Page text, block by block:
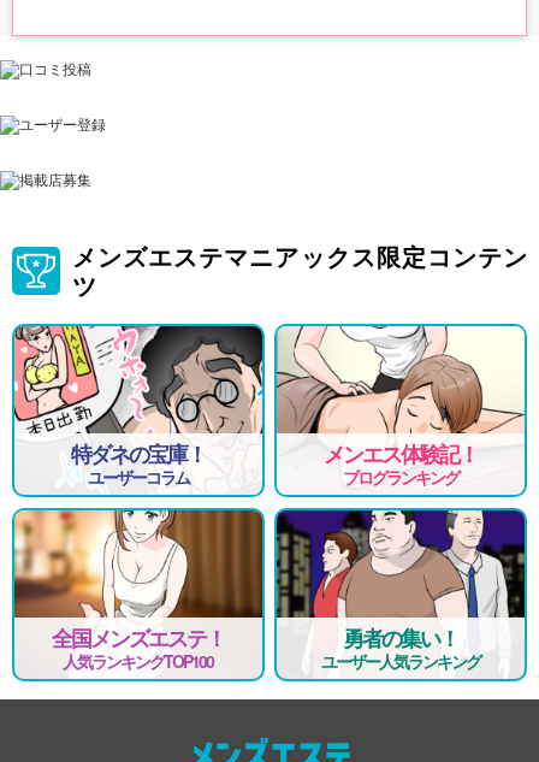
◎ご応募の際に必ず「キャンペーンをみた」とお知らせください◎
メンズエステマニアックス限定コンテン
ツ
特ダネの宝庫！
ユーザーコラム
メンエス体験記！
ブログランキング
全国メンズエステ！
人気ランキングTOP100
勇者の集い！
ユーザー人気ランキング